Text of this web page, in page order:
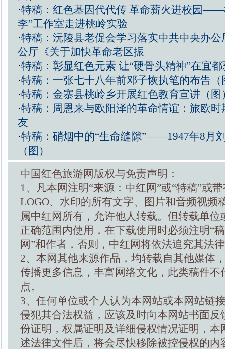
·特稿：红色基因代代传 革命薪火进校园——
李”工作室走进桃岭实验
·特稿：沅陵县老促会学习落实中共中央办公
公厅《关于加快革命老区振
·特稿：彰显红色元素 让“硬骨头精神”在宜
·特稿：一张七十八年前邓子恢执笔的布告（
·特稿：金寨县桃岭乡开展红色教育宣讲（图
·特稿：周恩来与欧阳泽的革命情谊：旅欧时
友
·特稿：硝烟中的“生命缝隙”——1947年8月
（图）
中国红色旅游网版权与免责声明：
1、凡本网注明“来源：中红网”或“特稿”或
LOGO、水印的所有文字、图片和音频视频
属中红网所有，允许他人转载。但转载单位
正确范围内使用，在下载使用时必须注明“
网”和作者，否则，中红网将依法追究其法
2、本网其他来源作品，均转载自其他媒体
传播更多信息，丰富网络文化，此类稿件不
点。
3、任何单位或个人认为本网站或本网站链
侵犯其合法权益，应该及时向本网站书面反
份证明，权属证明及详细侵权情况证明，本
述法律文件后，将会尽快移除被控侵权的内